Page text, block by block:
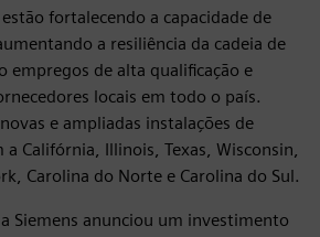
fortalecendo a capacidade de
a resiliência da cadeia de
empregos de alta qualificação e
locais em todo o país.
e ampliadas instalações de
Califórnia, Illinois, Texas, Wisconsin,
Carolina do Norte e Carolina do Sul.
Siemens anunciou um investimento